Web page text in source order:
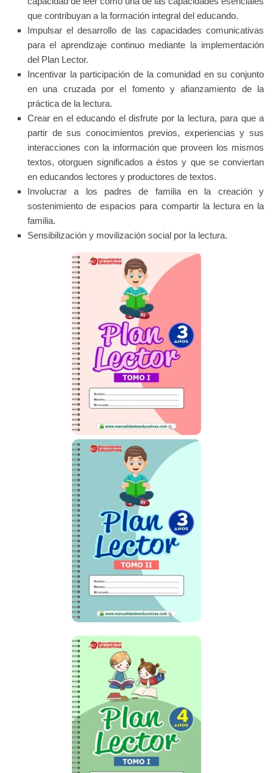
que contribuyan a la formación integral del educando.
Impulsar el desarrollo de las capacidades comunicativas
para el aprendizaje continuo mediante la implementación
del Plan Lector.
Incentivar la participación de la comunidad en su conjunto
en una cruzada por el fomento y afianzamiento de la
práctica de la lectura.
Crear en el educando el disfrute por la lectura, para que a
partir de sus conocimientos previos, experiencias y sus
interacciones con la información que proveen los mismos
textos, otorguen significados a éstos y que se conviertan
en educandos lectores y productores de textos.
Involucrar a los padres de familia en la creación y
sostenimiento de espacios para compartir la lectura en la
familia.
Sensibilización y movilización social por la lectura.